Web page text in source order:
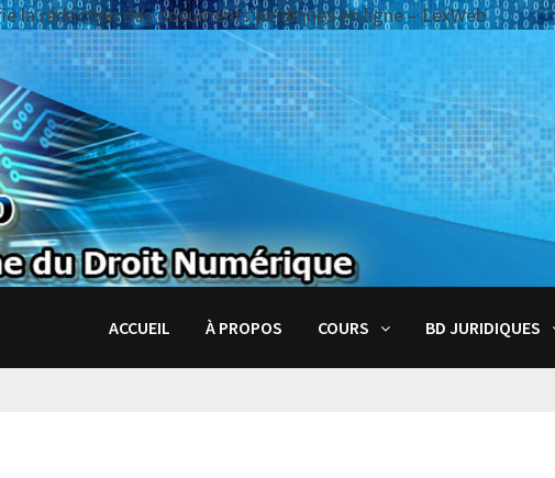
la rédaction des documents juridiques en ligne – LexWeb
ACCUEIL À PROPOS COURS BD JURIDIQUES